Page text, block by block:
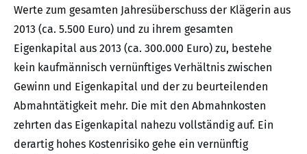
Werte zum gesamten Jahresüberschuss der Klägerin aus
2013 (ca. 5.500 Euro) und zu ihrem gesamten
Eigenkapital aus 2013 (ca. 300.000 Euro) zu, bestehe
kein kaufmännisch vernünftiges Verhältnis zwischen
Gewinn und Eigenkapital und der zu beurteilenden
Abmahntätigkeit mehr. Die mit den Abmahnkosten
zehrten das Eigenkapital nahezu vollständig auf. Ein
derartig hohes Kostenrisiko gehe ein vernünftig